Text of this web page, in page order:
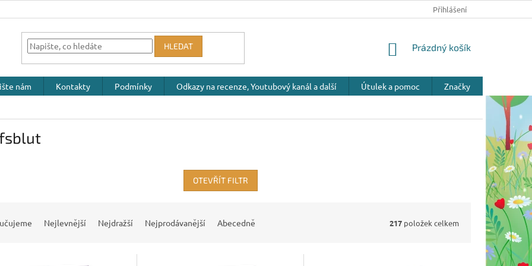
Přihlášení
HLEDAT
NÁKUPNÍ
Prázdný košík
nám Kontakty Podmínky Odkazy na recenze, Youtubový kanál a další Útulek a pomoc
Značky
OTEVŘÍT FILTR
Nejlevnější Nejdražší Nejprodávanější Abecedně 217 položek celkem